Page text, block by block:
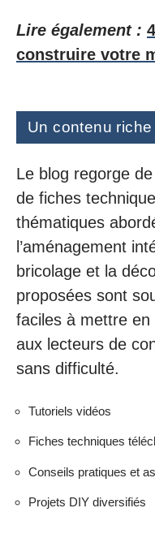
Lire également :
construire votre
Un contenu
Le blog regorge
de fiches
thématiques
l’aménagement
bricolage et la
proposées sont
faciles à mettre
aux lecteurs de
sans difficulté.
Tutoriels vidéos
Fiches techniques
Conseils pratiques et
Projets DIY diversifiés